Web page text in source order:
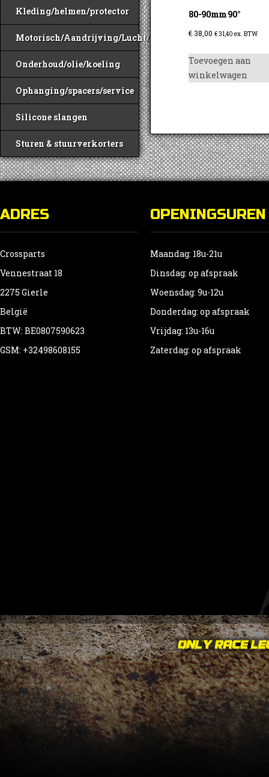
Kleding/helmen/protector
Motorisch/Aandrijving/Lucht/Benzine
Onderhoud/olie/koeling
Ophanging/spacers/service
Silicone slangen
Sturen & stuurverkorters
80-90mm 90°
€ 38,00 €31,40 ex. BTW
Toevoegen aan
winkelwagen
ADRES
Crossparts
Vennestraat 18
2275 Gierle
België
BTW: BE0807590623
GSM: +32498608155
OPENINGSUREN
Maandag: 18u-21u
Dinsdag: op afspraak
Woensdag: 9u-12u
Donderdag: op afspraak
Vrijdag: 13u-16u
Zaterdag: op afspraak